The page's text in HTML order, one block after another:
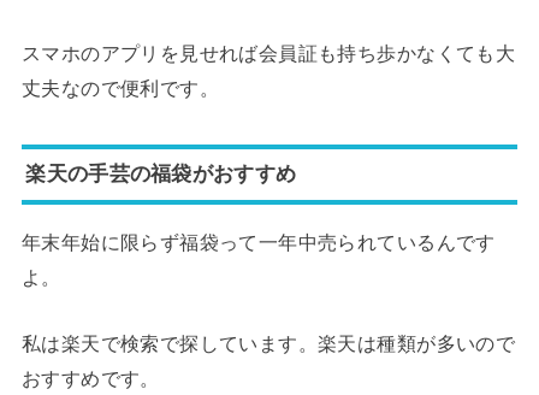
スマホのアプリを見せれば会員証も持ち歩かなくても大
丈夫なので便利です。
楽天の手芸の福袋がおすすめ
年末年始に限らず福袋って一年中売られているんです
よ。
私は楽天で検索で探しています。楽天は種類が多いので
おすすめです。